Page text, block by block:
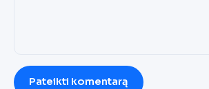
Pateikti komentarą